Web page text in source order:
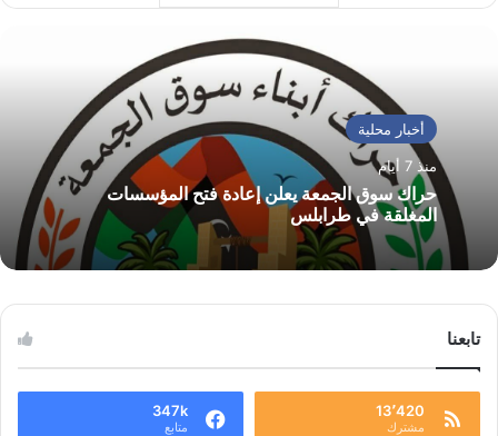
أخبار محلية
منذ 7 أيام
حراك سوق الجمعة يعلن إعادة فتح المؤسسات
المغلقة في طرابلس
تابعنا
13٬420
مشترك
347k
متابع